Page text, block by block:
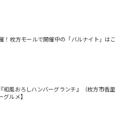
！枚方モールで開催中の「バルナイト」はこ
和風おろしハンバーグランチ』（枚方市香里
ルメ】